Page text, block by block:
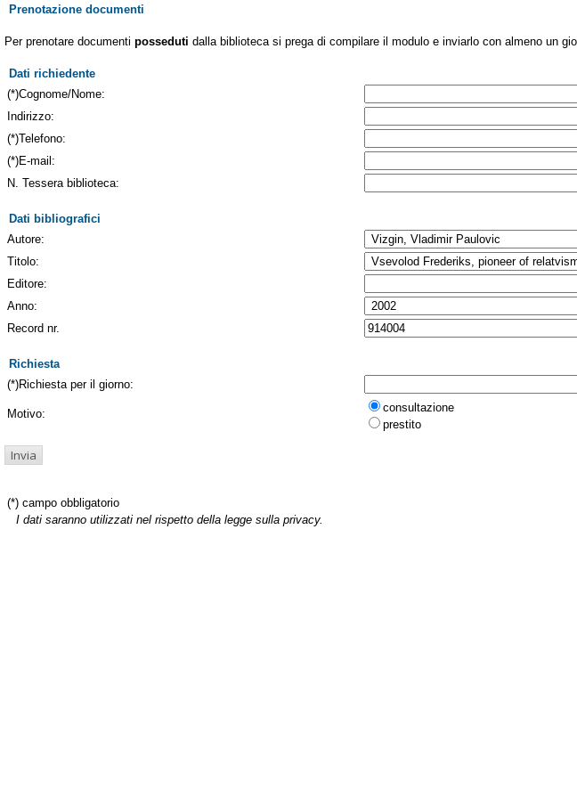
Prenotazione documenti
Per prenotare documenti posseduti dalla biblioteca si prega di compilare il modulo e inviarlo con almeno un
Dati richiedente
(*)Cognome/Nome:
Indirizzo:
(*)Telefono:
(*)E-mail:
N. Tessera biblioteca:
Dati bibliografici
Autore:
Titolo:
Editore:
Anno:
Record nr.
Richiesta
(*)Richiesta per il giorno:
Motivo:
consultazione
prestito
(*) campo obbligatorio
I dati saranno utilizzati nel rispetto della legge sulla privacy.